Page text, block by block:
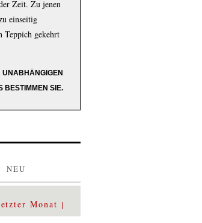
Zeit. Zu jenen
einseitig
Teppich gekehrt
UNABHÄNGIGEN
BESTIMMEN SIE.
NEU
Monat